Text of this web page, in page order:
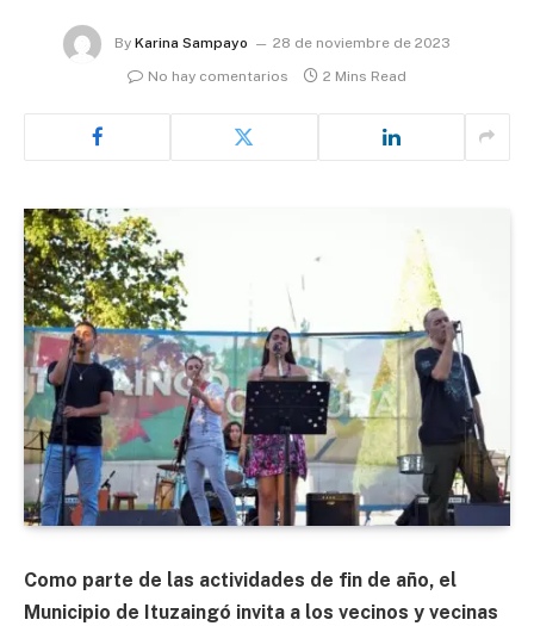
By Karina Sampayo
28 de noviembre de 2023
No hay comentarios
2 Mins Read
Como parte de las actividades de fin de año, el
Municipio de Ituzaingó invita a los vecinos y vecinas